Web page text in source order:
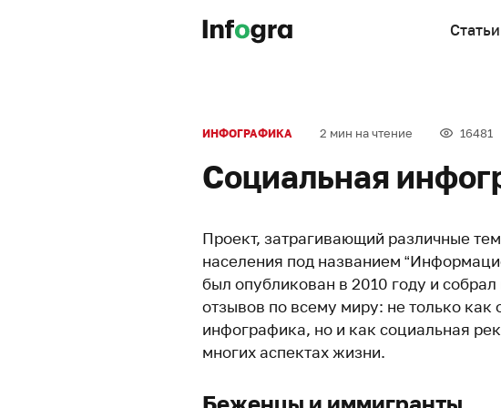
Статьи
ИНФОГРАФИКА 2 мин на чтение 16481
Социальная
Проект, затрагивающий различные
населения под названием
был опубликован в 2010 году и
отзывов по всему миру: не только как
инфографика, но и как социальная
многих аспектах жизни.